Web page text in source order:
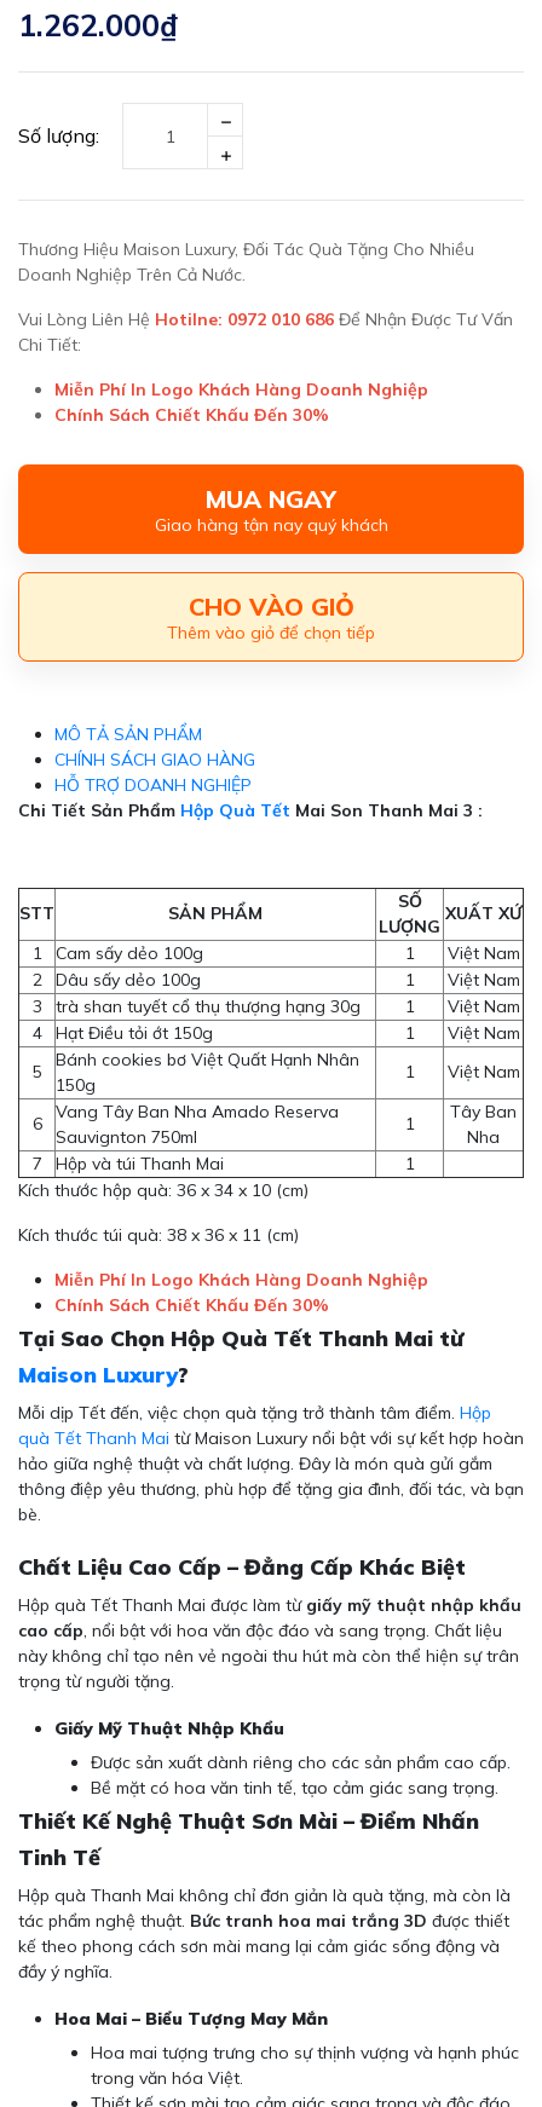
1.262.000₫
Số lượng:
Thương Hiệu Maison Luxury, Đối Tác Quà Tặng Cho Nhiều
Doanh Nghiệp Trên Cả Nước.
Vui Lòng Liên Hệ Hotilne: 0972 010 686 Để Nhận Được Tư Vấn
Chi Tiết:
Miễn Phí In Logo Khách Hàng Doanh Nghiệp
Chính Sách Chiết Khấu Đến 30%
MUA NGAY
Giao hàng tận nay quý khách
CHO VÀO GIỎ
Thêm vào giỏ để chọn tiếp
MÔ TẢ SẢN PHẨM
CHÍNH SÁCH GIAO HÀNG
HỖ TRỢ DOANH NGHIỆP
Chi Tiết Sản Phẩm Hộp Quà Tết Mai Son Thanh Mai 3 :
STT SẢN PHẨM
SỐ
LƯỢNG
XUẤT XỨ
1
Cam sấy dẻo 100g 1
Việt Nam
2
Dâu sấy dẻo 100g 1
Việt Nam
3
trà shan tuyết cổ thụ thượng hạng 30g 1
Việt Nam
4
Hạt Điều tỏi ớt 150g 1
Việt Nam
5
Bánh cookies bơ Việt Quất Hạnh Nhân
150g
1 Việt Nam
6
Vang Tây Ban Nha Amado Reserva
Sauvignton 750ml
1
Tây Ban
Nha
7
Hộp và túi Thanh Mai
1
Kích thước hộp quà: 36 x 34 x 10 (cm)
Kích thước túi quà: 38 x 36 x 11 (cm)
Miễn Phí In Logo Khách Hàng Doanh Nghiệp
Chính Sách Chiết Khấu Đến 30%
Tại Sao Chọn Hộp Quà Tết Thanh Mai từ
Maison Luxury?
Mỗi dịp Tết đến, việc chọn quà tặng trở thành tâm điểm. Hộp
quà Tết Thanh Mai từ Maison Luxury nổi bật với sự kết hợp hoàn
hảo giữa nghệ thuật và chất lượng. Đây là món quà gửi gắm
thông điệp yêu thương, phù hợp để tặng gia đình, đối tác, và bạn
bè.
Chất Liệu Cao Cấp – Đẳng Cấp Khác Biệt
Hộp quà Tết Thanh Mai được làm từ giấy mỹ thuật nhập khẩu
cao cấp, nổi bật với hoa văn độc đáo và sang trọng. Chất liệu
này không chỉ tạo nên vẻ ngoài thu hút mà còn thể hiện sự trân
trọng từ người tặng.
Giấy Mỹ Thuật Nhập Khẩu
Được sản xuất dành riêng cho các sản phẩm cao cấp.
Bề mặt có hoa văn tinh tế, tạo cảm giác sang trọng.
Thiết Kế Nghệ Thuật Sơn Mài – Điểm Nhấn
Tinh Tế
Hộp quà Thanh Mai không chỉ đơn giản là quà tặng, mà còn là
tác phẩm nghệ thuật. Bức tranh hoa mai trắng 3D được thiết
kế theo phong cách sơn mài mang lại cảm giác sống động và
đầy ý nghĩa.
Hoa Mai – Biểu Tượng May Mắn
Hoa mai tượng trưng cho sự thịnh vượng và hạnh phúc
trong văn hóa Việt.